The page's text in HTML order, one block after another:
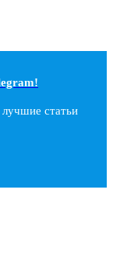
статьи